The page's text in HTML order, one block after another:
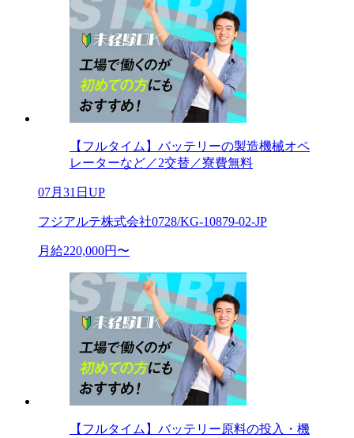
【フルタイム】バッテリーの製造機械オペ
レーターなど／2交替／寮費無料
07月31日UP
フジアルテ株式会社0728/KG-10879-02-JP
月給220,000円〜
【フルタイム】バッテリー原料の投入・機